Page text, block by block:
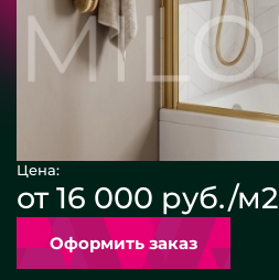
Цена:
от 16 000 руб./м2
Оформить заказ